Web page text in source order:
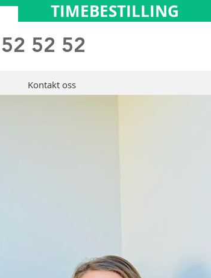
TIMEBESTILLING
52 52
Kontakt oss